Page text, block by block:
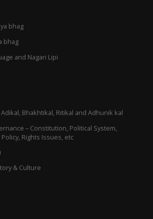
bhag
bhag
and Nagari Lipi
Bhakhtikal, Ritikal and Adhunik kal
– Constitution, Political System,
Rights Issues, etc
& Culture